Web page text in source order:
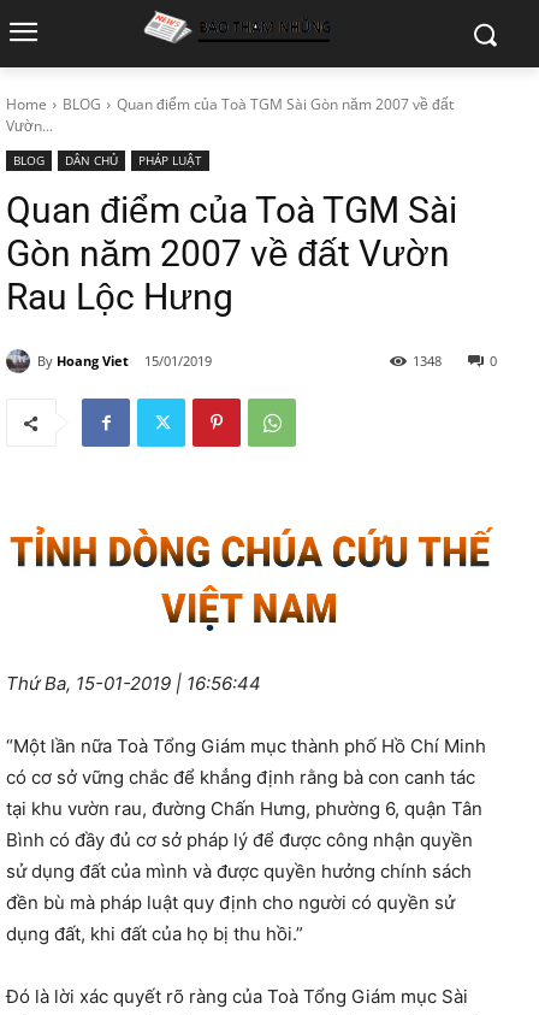
Home BLOG
Quan điểm của Toà TGM Sài Gòn năm 2007 về đất
Vườn...
BLOG DÂN CHỦ PHÁP LUẬT
Quan điểm của Toà TGM Sài
Gòn năm 2007 về đất Vườn
Rau Lộc Hưng
By Hoang Viet 15/01/2019 0
1348
Thứ Ba, 15-01-2019 | 16:56:44
“Một lần nữa Toà Tổng Giám mục thành phố Hồ Chí Minh
có cơ sở vững chắc để khẳng định rằng bà con canh tác
tại khu vườn rau, đường Chấn Hưng, phường 6, quận Tân
Bình có đầy đủ cơ sở pháp lý để được công nhận quyền
sử dụng đất của mình và được quyền hưởng chính sách
đền bù mà pháp luật quy định cho người có quyền sử
dụng đất, khi đất của họ bị thu hồi.”
Đó là lời xác quyết rõ ràng của Toà Tổng Giám mục Sài